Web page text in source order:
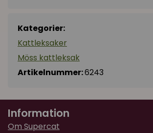
Kategorier:
Kattleksaker
Möss kattleksak
Artikelnummer:6243
Information
Om Supercat